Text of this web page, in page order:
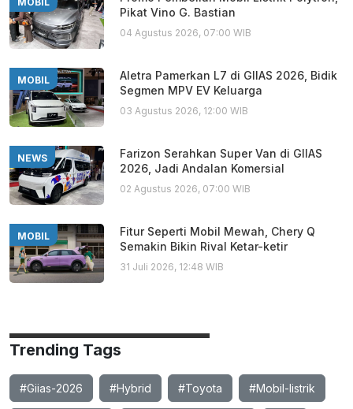
Pikat Vino G. Bastian
04 Agustus 2026, 07:00 WIB
MOBIL
Aletra Pamerkan L7 di GIIAS 2026, Bidik
Segmen MPV EV Keluarga
03 Agustus 2026, 12:00 WIB
NEWS
Farizon Serahkan Super Van di GIIAS
2026, Jadi Andalan Komersial
02 Agustus 2026, 07:00 WIB
MOBIL
Fitur Seperti Mobil Mewah, Chery Q
Semakin Bikin Rival Ketar-ketir
31 Juli 2026, 12:48 WIB
Trending Tags
#Giias-2026 #Hybrid #Toyota #Mobil-listrik